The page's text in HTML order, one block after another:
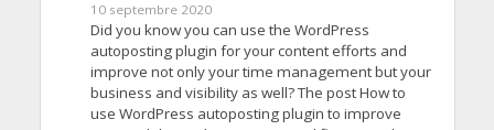
10 septembre 2020
Did you know you can use the WordPress
autoposting plugin for your content efforts and
improve not only your time management but your
business and visibility as well? The post How to
use WordPress autoposting plugin to improve